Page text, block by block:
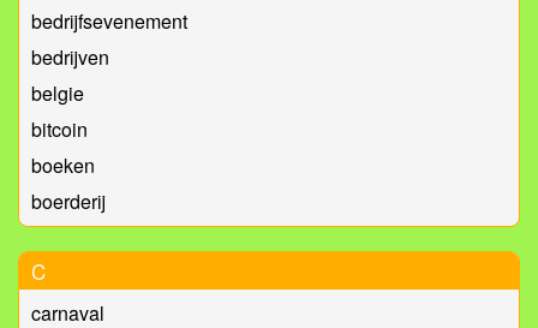
bedrijfsevenement
bedrijven
belgie
bitcoin
boeken
boerderij
C
carnaval